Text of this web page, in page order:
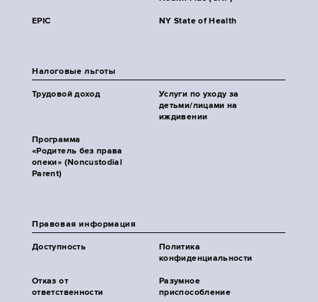
EPIC NY State of Health
Налоговые льготы
Трудовой доход
Услуги по уходу за
детьми/лицами на
иждивении
Программа
«Родитель без права
опеки» (Noncustodial
Parent)
Правовая информация
Доступность
Политика
конфиденциальности
Отказ от
ответственности
Разумное
приспособление